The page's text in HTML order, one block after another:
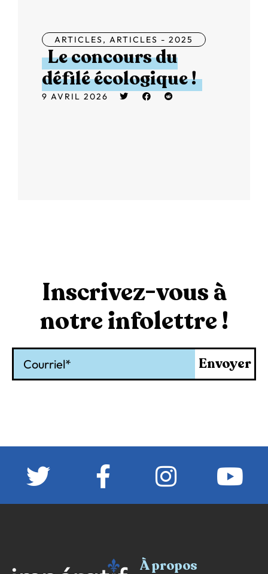
ARTICLES, ARTICLES - 2025
Le concours du
défilé écologique !
9 AVRIL 2026
Inscrivez-vous à
notre infolettre !
Envoyer
À propos